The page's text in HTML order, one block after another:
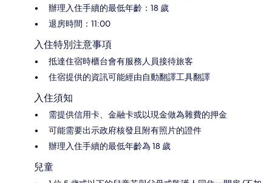
辦理入住手續的最低年齡：18 歲
退房時間：11:00
入住特別注意事項
抵達住宿時櫃台會有服務人員接待旅客
住宿提供的資訊可能經由自動翻譯工具翻譯
入住須知
需提供信用卡、金融卡或以現金做為雜費的押金
可能需要出示政府核發且附有照片的證件
辦理入住手續的最低年齡為 18 歲
兒童